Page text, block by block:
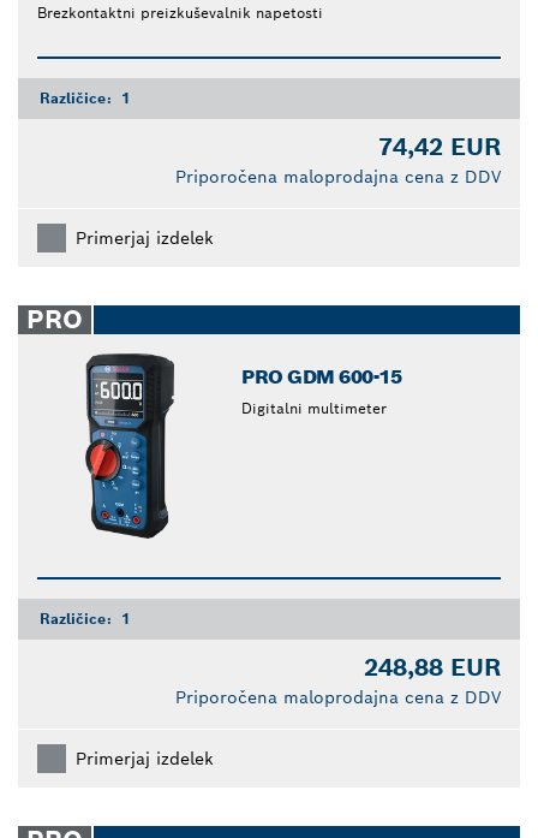
Brezkontaktni preizkuševalnik napetosti
Različice: 1
74,42 EUR
Priporočena maloprodajna cena z DDV
Primerjaj izdelek
PRO
PRO GDM 600-15
Digitalni multimeter
Različice: 1
248,88 EUR
Priporočena maloprodajna cena z DDV
Primerjaj izdelek